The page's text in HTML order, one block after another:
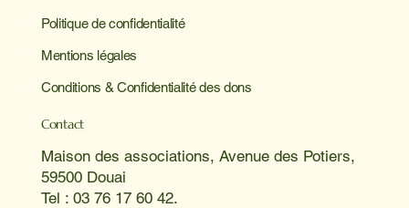
Politique de confidentialité
Mentions légales
Conditions & Confidentialité des dons
Contact
Maison des associations, Avenue des Potiers,
59500 Douai
Tel : 03 76 17 60 42.